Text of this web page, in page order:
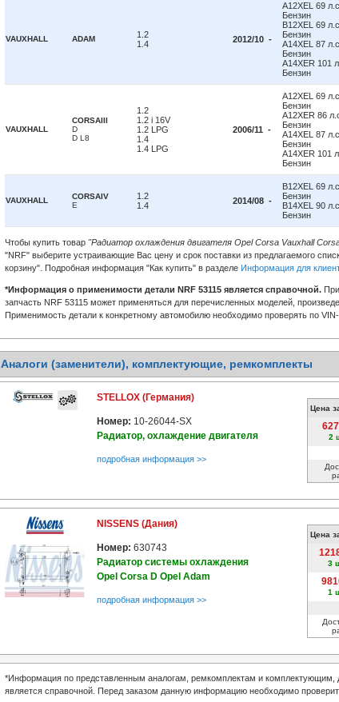
VAUXHALL ADAM
1.2
1.4
2012/10 -
A12XEL 69
Бензин
B12XEL 69
Бензин
A14XEL 87
Бензин
A14XER 101
Бензин
VAUXHALL
CORSAIII
D
D L8
1.2
1.2 i 16V
1.2 LPG
1.4
1.4 LPG
2006/11 -
A12XEL 69
Бензин
A12XER 86
Бензин
A14XEL 87
Бензин
A14XER 101
Бензин
VAUXHALL
CORSAIV
E
1.2
1.4
2014/08 -
B12XEL 69
Бензин
B14XEL 90
Бензин
Чтобы купить товар "Радиатор охлаждения двигателя Opel Corsa Vauxhall
"NRF" выберите устраивающие Вас цену и срок поставки из предлагаемого
корзину". Подробная информация "Как купить" в разделе Информация для
*Информация о применимости детали NRF 53115 является справочной.
запчасть NRF 53115 может применяться для перечисленных моделей,
Применимость детали к конкретному автомобилю необходимо проверять по
Аналоги (заменители), комплектующие, ремкомплекты
STELLOX (Германия)
Номер: 10-26044-SX
Радиатор, охлаждение двигателя
подробная информация >>
Цена
2
NISSENS (Дания)
Номер: 630743
Радиатор системы охлаждения
Opel Corsa D Opel Adam
подробная информация >>
Цена
3
1
*Информация по представленным аналогам, ремкомплектам и комплектующим,
является справочной. Перед заказом данную информацию необходимо